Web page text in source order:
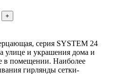
серия SYSTEM 24
улице и украшения дома и
в помещении. Наиболее
гирлянды сетки-